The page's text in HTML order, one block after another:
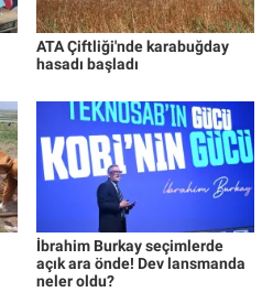
ATA Çiftliği'nde karabuğday
hasadı başladı
İbrahim Burkay seçimlerde
açık ara önde! Dev lansmanda
neler oldu?